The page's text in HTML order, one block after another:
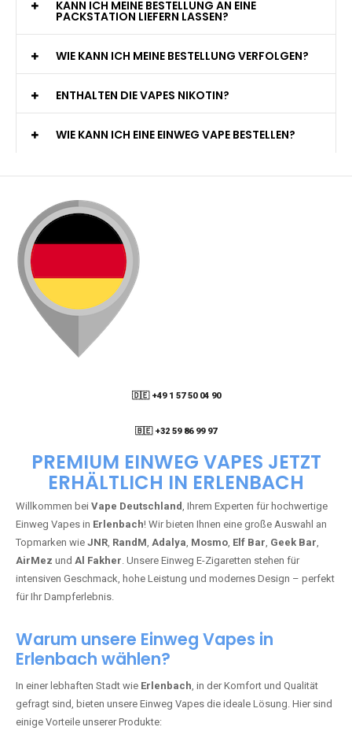
KANN ICH MEINE BESTELLUNG AN EINE
PACKSTATION LIEFERN LASSEN?
WIE KANN ICH MEINE BESTELLUNG VERFOLGEN?
ENTHALTEN DIE VAPES NIKOTIN?
WIE KANN ICH EINE EINWEG VAPE BESTELLEN?
🇩🇪 +49 1 57 50 04 90
🇧🇪 +32 59 86 99 97
PREMIUM EINWEG VAPES JETZT
ERHÄLTLICH IN ERLENBACH
Willkommen bei Vape Deutschland, Ihrem Experten für hochwertige
Einweg Vapes in Erlenbach! Wir bieten Ihnen eine große Auswahl an
Topmarken wie JNR, RandM, Adalya, Mosmo, Elf Bar, Geek Bar,
AirMez und Al Fakher. Unsere Einweg E-Zigaretten stehen für
intensiven Geschmack, hohe Leistung und modernes Design – perfekt
für Ihr Dampferlebnis.
Warum unsere Einweg Vapes in
Erlenbach wählen?
In einer lebhaften Stadt wie Erlenbach, in der Komfort und Qualität
gefragt sind, bieten unsere Einweg Vapes die ideale Lösung. Hier sind
einige Vorteile unserer Produkte: